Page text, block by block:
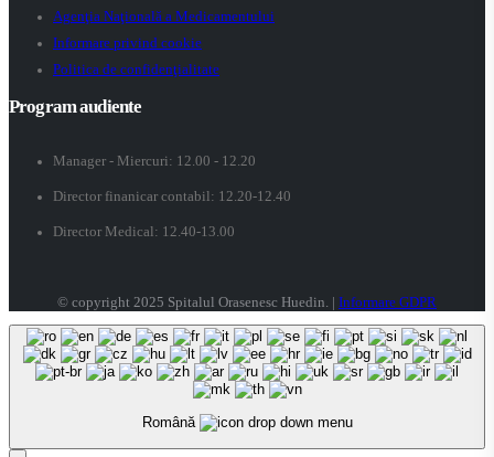
Agenţia Naţională a Medicamentului
Informare privind cookie
Politica de confidenţialitate
Program audiente
Manager - Miercuri: 12.00 - 12.20
Director finanicar contabil: 12.20-12.40
Director Medical: 12.40-13.00
© copyright 2025 Spitalul Orasenesc Huedin. | Informare GDPR
Română